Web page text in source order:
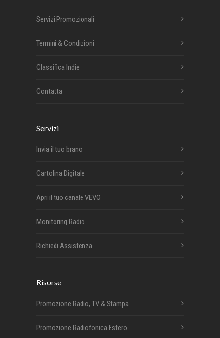
Servizi Promozionali
Termini & Condizioni
Classifica Indie
Contatta
Servizi
Invia il tuo brano
Cartolina Digitale
Apri il tuo canale VEVO
Monitoring Radio
Richiedi Assistenza
Risorse
Promozione Radio, TV & Stampa
Promozione Radiofonica Estero